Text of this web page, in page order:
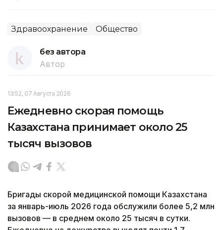
Здравоохранение Общество
без автора
Автор
13:52, 07 Августа 2026
Ежедневно скорая помощь
Казахстана принимает около 25
тысяч вызовов
Бригады скорой медицинской помощи Казахстана
за январь-июль 2026 года обслужили более 5,2 млн
вызовов — в среднем около 25 тысяч в сутки.